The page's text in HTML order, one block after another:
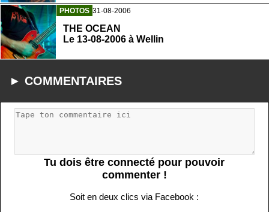
PHOTOS 31-08-2006
THE OCEAN
Le 13-08-2006 à Wellin
► COMMENTAIRES
Tu dois être connecté pour pouvoir
commenter !
Soit en deux clics via Facebook :